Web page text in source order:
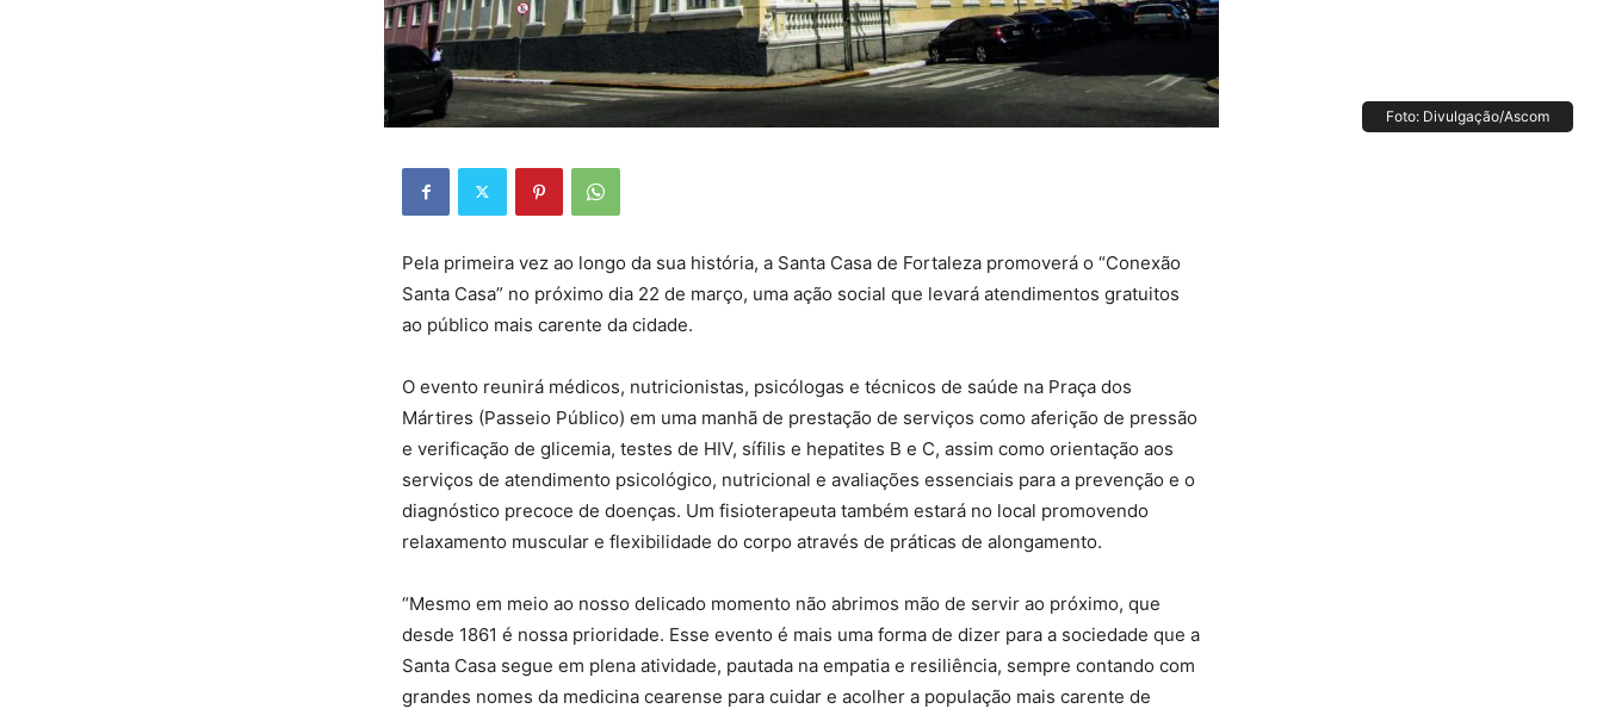
Foto: Divulgação/Ascom
Pela primeira vez ao longo da sua história, a Santa Casa de Fortaleza promoverá o “Conexão
Santa Casa” no próximo dia 22 de março, uma ação social que levará atendimentos gratuitos
ao público mais carente da cidade.
O evento reunirá médicos, nutricionistas, psicólogas e técnicos de saúde na Praça dos
Mártires (Passeio Público) em uma manhã de prestação de serviços como aferição de pressão
e verificação de glicemia, testes de HIV, sífilis e hepatites B e C, assim como orientação aos
serviços de atendimento psicológico, nutricional e avaliações essenciais para a prevenção e o
diagnóstico precoce de doenças. Um fisioterapeuta também estará no local promovendo
relaxamento muscular e flexibilidade do corpo através de práticas de alongamento.
“Mesmo em meio ao nosso delicado momento não abrimos mão de servir ao próximo, que
desde 1861 é nossa prioridade. Esse evento é mais uma forma de dizer para a sociedade que a
Santa Casa segue em plena atividade, pautada na empatia e resiliência, sempre contando com
grandes nomes da medicina cearense para cuidar e acolher a população mais carente de